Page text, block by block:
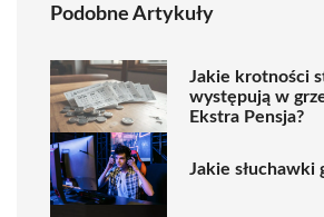
Podobne Artykuły
Jakie krotności
występują w
Ekstra Pensja?
Jakie słuchawki